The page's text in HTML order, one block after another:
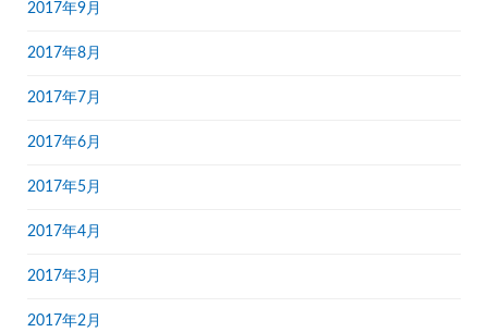
2017年9月
2017年8月
2017年7月
2017年6月
2017年5月
2017年4月
2017年3月
2017年2月